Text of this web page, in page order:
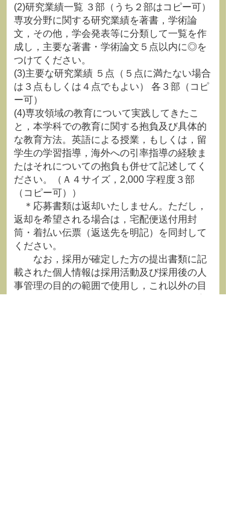
(2)研究業績一覧 ３部（うち２部はコピー可）
専攻分野に関する研究業績を著書，学術論
文，その他，学会発表等に分類して一覧を作
成し，主要な著書・学術論文５点以内に◎を
つけてください。
(3)主要な研究業績 ５点（５点に満たない場合
は３点もしくは４点でもよい） 各３部（コピ
ー可）
(4)専攻領域の教育について実践してきたこ
と，本学科での教育に関する抱負及び具体的
な教育方法。英語による授業，もしくは，留
学生の学習指導，海外への引率指導の経験ま
たはそれについての抱負も併せて記述してく
ださい。（Ａ４サイズ，2,000 字程度３部
（コピー可））
＊応募書類は返却いたしません。ただし，
返却を希望される場合は，宅配便送付用封
筒・着払い伝票（返送先を明記）を同封して
ください。
なお，採用が確定した方の提出書類に記
載された個人情報は採用活動及び採用後の人
事管理の目的の範囲で使用し，これ以外の目